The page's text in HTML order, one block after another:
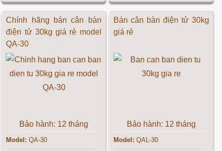
Chính hãng bán cân bàn
điện tử 30kg giá rẻ model
QA-30
Bảo hành: 12 tháng
Model: QA-30
Bán cân bàn điện tử 30kg
giá rẻ
Bảo hành: 12 tháng
Model: QAL-30